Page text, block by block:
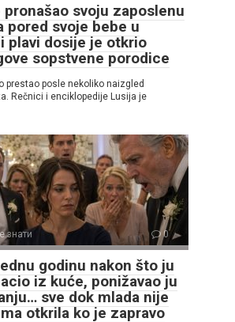
svoju zaposlenu
pored svoje bebe u
plavi dosije je otkrio
sopstvene porodice
prestao posle nekoliko naizgled
Rečnici i enciklopedije Lusija je
знати 0
godinu nakon što ju
iz kuće, ponižavao ju
sve dok mlada nije
otkrila ko je zapravo